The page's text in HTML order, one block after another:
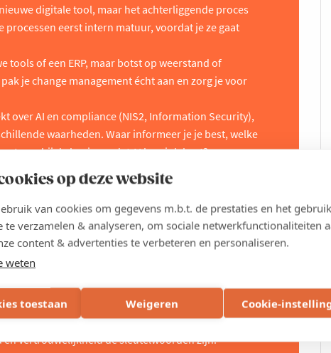
op deze website
van cookies om gegevens m.b.t. de prestaties en het
te verzamelen & analyseren, om sociale netwerkfunctionaliteiten
content & advertenties te verbeteren en personaliseren.
weten
toestaan Weigeren Cookie-
digitale tool, maar het achterliggende proces
eerst intern matuur, voordat je ze gaat
tools of een ERP, maar botst op weerstand of
je change management écht aan en zorg je voor
over AI en compliance (NIS2, Information Security),
waarheden. Waar informeer je je best, welke
weg bij de business dat AI hun job kost?
of CFO die IT soms vooral als een kostenpost ziet.
investeringen en hoe krijg je jouw eigen IT-roadmap
en niet-concurrentiële omgeving waar je
van vakgenoten. Het geeft je niet alleen frisse
dat je er niet alleen voor staat. De sessies en
en worden beschermd door een strikte
vertrouwelijkheid de sleutelwoorden zijn.